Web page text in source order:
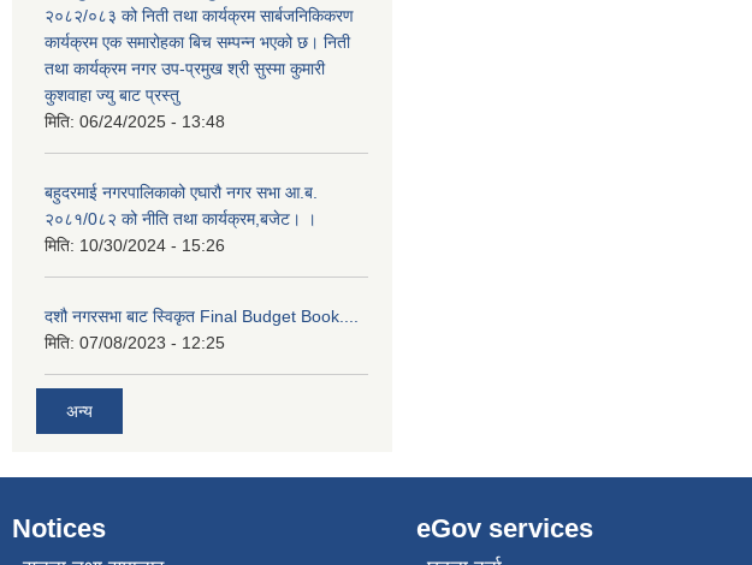
२०८२/०८३ को निती तथा कार्यक्रम सार्बजनिकिकरण
कार्यक्रम एक समारोहका बिच सम्पन्न भएको छ। निती
तथा कार्यक्रम नगर उप-प्रमुख श्री सुस्मा कुमारी
कुशवाहा ज्यु बाट प्रस्तु
मिति: 06/24/2025 - 13:48
बहुदरमाई नगरपालिकाको एघारौ नगर सभा आ.ब.
२०८१/0८२ को नीति तथा कार्यक्रम,बजेट। ।
मिति: 10/30/2024 - 15:26
दशौ नगरसभा बाट स्विकृत Final Budget Book....
मिति: 07/08/2023 - 12:25
अन्य
Notices eGov services